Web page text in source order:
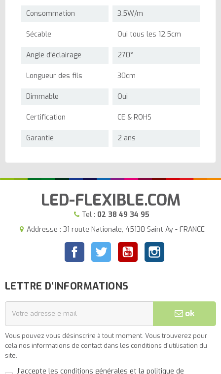
Consommation 3.5W/m
Sécable Oui tous les 12.5cm
Angle d'éclairage 270°
Longueur des fils 30cm
Dimmable Oui
Certification CE & ROHS
Garantie 2 ans
LED-FLEXIBLE.COM
Tel : 02 38 49 34 95
Addresse : 31 route Nationale, 45130 Saint Ay - FRANCE
FacebookTwitter YouTubeInstagram
LETTRE D'INFORMATIONS
ok
Vous pouvez vous désinscrire à tout moment. Vous trouverez pour
cela nos informations de contact dans les conditions d'utilisation du
site.
J'accepte les conditions générales et la politique de